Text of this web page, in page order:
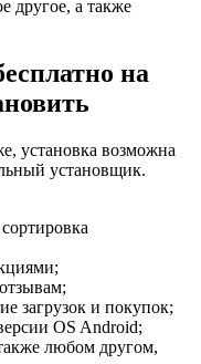
другое, а также
на
установка возможна
установщик.
загрузок и покупок;
OS Android;
любом другом,